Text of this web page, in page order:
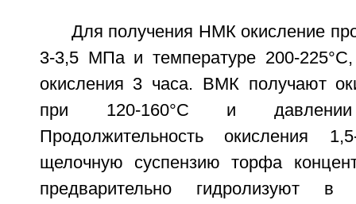
Для получения НМК окисление
3-3,5 МПа и температуре 200-225°С,
окисления 3 часа. ВМК получают
при 120-160°С и
Продолжительность окисления
щелочную суспензию торфа
предварительно гидролизуют